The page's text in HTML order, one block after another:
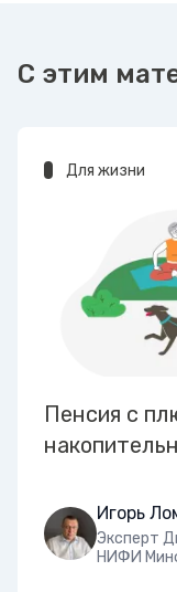
С этим
Для жизни
Пенсия с
Игорь
Эксперт
НИФИ